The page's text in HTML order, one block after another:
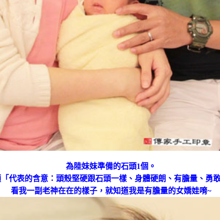
為陸妹妹準備的石頭1個。
代表的含意：頭殼堅硬跟石頭一樣、身體硬朗、有膽量、勇
看我一副老神在在的樣子，就知道我是有膽量的女嬌娃唷~